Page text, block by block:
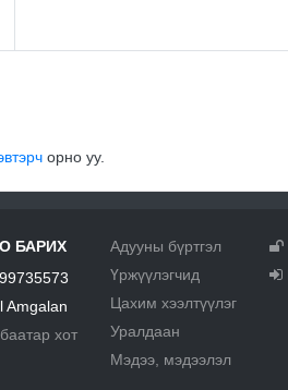
орно уу.
БАРИХ
Amgalan
хот
Адууны бүртгэл
Үржүүлэгчид
Цахим хээлтүүлэг
Уралдаан
Мэдээ, мэдээлэл